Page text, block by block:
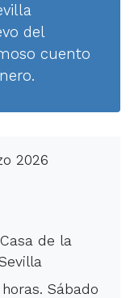
del
cuento
2026
de la
Sábado